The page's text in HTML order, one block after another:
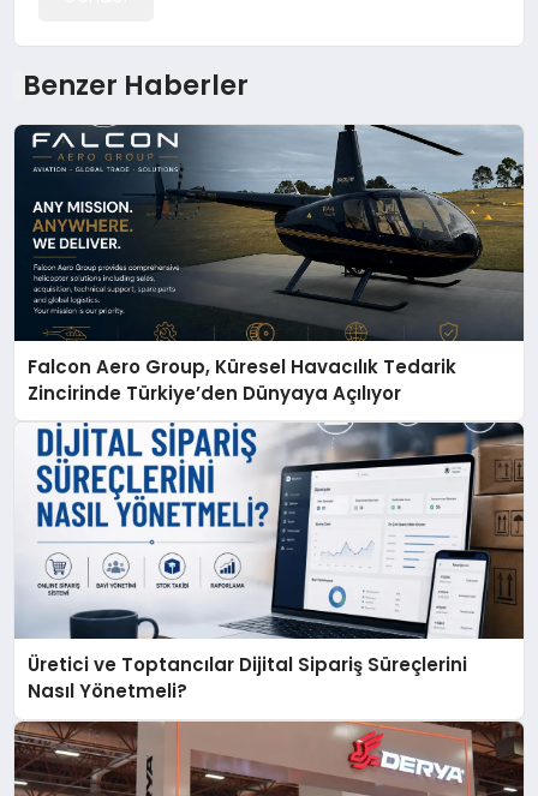
Benzer Haberler
Falcon Aero Group, Küresel Havacılık Tedarik
Zincirinde Türkiye’den Dünyaya Açılıyor
Üretici ve Toptancılar Dijital Sipariş Süreçlerini
Nasıl Yönetmeli?